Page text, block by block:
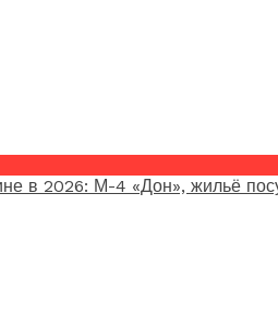
в 2026: М-4 «Дон», жильё